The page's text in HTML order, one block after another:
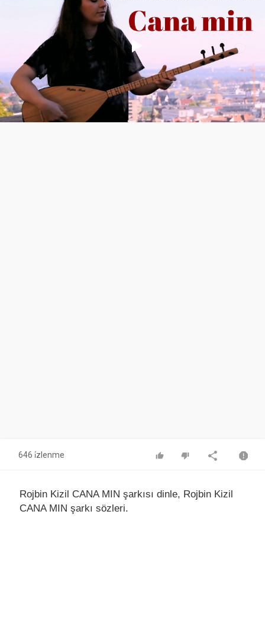
Play
Video
646 i̇zlenme
Rojbin Kizil CANA MIN şarkısı dinle, Rojbin Kizil
CANA MIN şarkı sözleri.